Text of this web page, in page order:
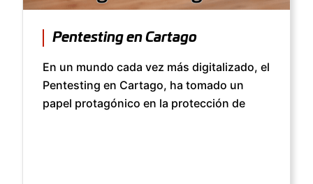
Pentesting en Cartago
En un mundo cada vez más digitalizado, el
Pentesting en Cartago, ha tomado un
papel protagónico en la protección de